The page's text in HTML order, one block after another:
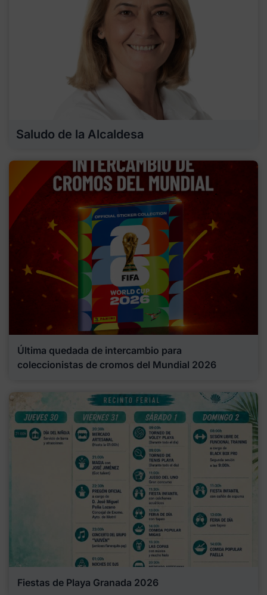
Saludo de la Alcaldesa
Última quedada de intercambio para
coleccionistas de cromos del Mundial 2026
Fiestas de Playa Granada 2026